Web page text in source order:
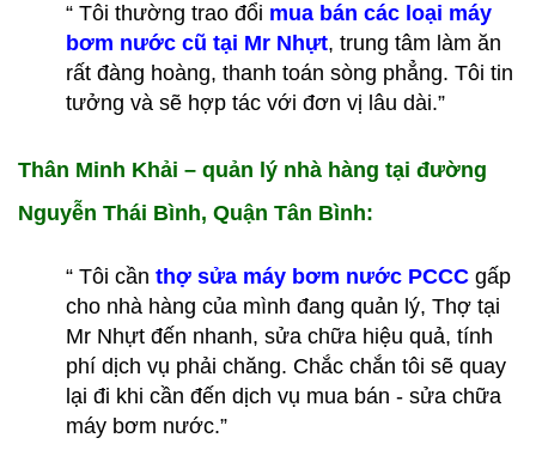
“ Tôi thường trao đổi mua bán các loại máy
bơm nước cũ tại Mr Nhựt, trung tâm làm ăn
rất đàng hoàng, thanh toán sòng phẳng. Tôi tin
tưởng và sẽ hợp tác với đơn vị lâu dài.”
Thân Minh Khải – quản lý nhà hàng tại đường
Nguyễn Thái Bình, Quận Tân Bình:
“ Tôi cần thợ sửa máy bơm nước PCCC gấp
cho nhà hàng của mình đang quản lý, Thợ tại
Mr Nhựt đến nhanh, sửa chữa hiệu quả, tính
phí dịch vụ phải chăng. Chắc chắn tôi sẽ quay
lại đi khi cần đến dịch vụ mua bán - sửa chữa
máy bơm nước.”